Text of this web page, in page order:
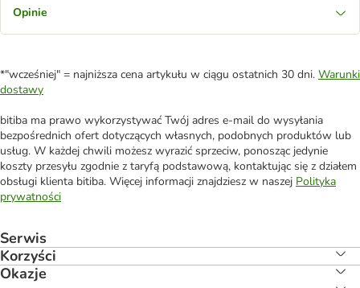
Opinie
*"wcześniej" = najniższa cena artykułu w ciągu ostatnich 30 dni. Warunki
dostawy
bitiba ma prawo wykorzystywać Twój adres e-mail do wysyłania
bezpośrednich ofert dotyczących własnych, podobnych produktów lub
usług. W każdej chwili możesz wyrazić sprzeciw, ponosząc jedynie
koszty przesyłu zgodnie z taryfą podstawową, kontaktując się z działem
obsługi klienta bitiba. Więcej informacji znajdziesz w naszej Polityka
prywatności
Serwis
Korzyści
Okazje